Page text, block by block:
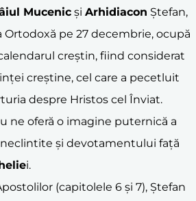
Mucenic și Arhidiacon Ștefan,
Ortodoxă pe 27 decembrie, ocupă
creștin, fiind considerat
creștine, cel care a pecetluit
despre Hristos cel Înviat.
ne oferă o imagine puternică a
și devotamentului față
i.
(capitolele 6 și 7), Ștefan